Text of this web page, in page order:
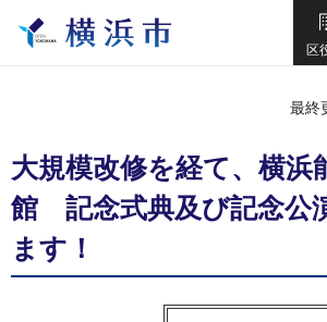
区
最終
大規模改修を経て、横浜
館 記念式典及び記念公
ます！